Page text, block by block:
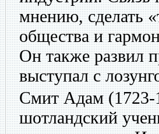
мнению, сделать
общества и
Он также развил
выступал с
Смит Адам(1723-
шотландский